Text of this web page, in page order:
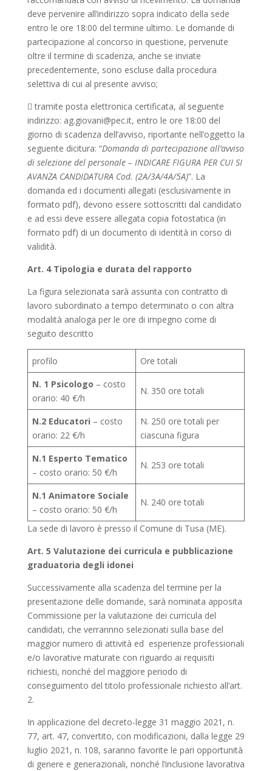
deve pervenire all’indirizzo sopra indicato della sede
entro le ore 18:00 del termine ultimo. Le domande di
partecipazione al concorso in questione, pervenute
oltre il termine di scadenza, anche se inviate
precedentemente, sono escluse dalla procedura
selettiva di cui al presente avviso;
 tramite posta elettronica certificata, al seguente
indirizzo: ag.giovani@pec.it, entro le ore 18:00 del
giorno di scadenza dell’avviso, riportante nell’oggetto la
seguente dicitura: “Domanda di partecipazione all’avviso
di selezione del personale – INDICARE FIGURA PER CUI SI
AVANZA CANDIDATURA Cod. (2A/3A/4A/5A)”. La
domanda ed i documenti allegati (esclusivamente in
formato pdf), devono essere sottoscritti dal candidato
e ad essi deve essere allegata copia fotostatica (in
formato pdf) di un documento di identità in corso di
validità.
Art. 4 Tipologia e durata del rapporto
La figura selezionata sarà assunta con contratto di
lavoro subordinato a tempo determinato o con altra
modalità analoga per le ore di impegno come di
seguito descritto
profilo
Ore totali
N. 1 Psicologo – costo
orario: 40 €/h
N. 350 ore totali
N.2 Educatori – costo
orario: 22 €/h
N. 250 ore totali per
ciascuna figura
N.1 Esperto Tematico
– costo orario: 50 €/h
N. 253 ore totali
N.1 Animatore Sociale
– costo orario: 50 €/h
N. 240 ore totali
La sede di lavoro è presso il Comune di Tusa (ME).
Art. 5 Valutazione dei curricula e pubblicazione
graduatoria degli idonei
Successivamente alla scadenza del termine per la
presentazione delle domande, sarà nominata apposita
Commissione per la valutazione dei curricula del
candidati, che verrannno selezionati sulla base del
maggior numero di attività ed esperienze professionali
e/o lavorative maturate con riguardo ai requisiti
richiesti, nonché del maggiore periodo di
conseguimento del titolo professionale richiesto all’art.
2.
In applicazione del decreto-legge 31 maggio 2021, n.
77, art. 47, convertito, con modificazioni, dalla legge 29
luglio 2021, n. 108, saranno favorite le pari opportunità
di genere e generazionali, nonché l’inclusione lavorativa